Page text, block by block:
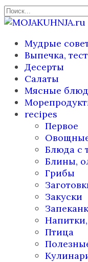
Перейти
к
Search
for:
Мудрые
Выпечка,
Десерты
Салаты
Мясные
recipes
Первое
Блюда с
Блины,
Грибы
Закуски
Птица